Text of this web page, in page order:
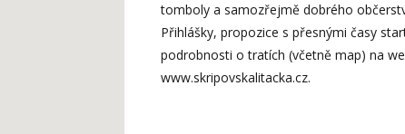
tomboly a samozřejmě dobrého
Přihlášky, propozice s přesnými časy
podrobnosti o tratích (včetně map) na
www.skripovskalitacka.cz.